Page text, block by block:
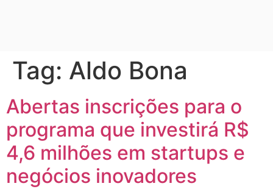
Tag: Aldo Bona
Abertas inscrições para o
programa que investirá R$
4,6 milhões em startups e
negócios inovadores